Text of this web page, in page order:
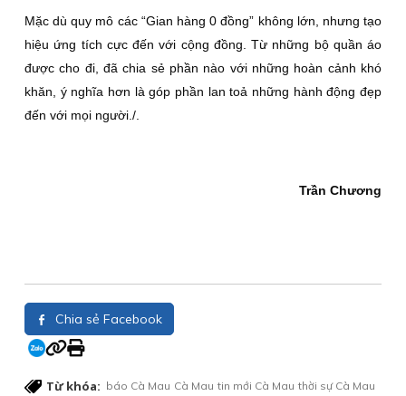
Mặc dù quy mô các “Gian hàng 0 đồng” không lớn, nhưng tạo
hiệu ứng tích cực đến với cộng đồng. Từ những bộ quần áo
được cho đi, đã chia sẻ phần nào với những hoàn cảnh khó
khăn, ý nghĩa hơn là góp phần lan toả những hành động đẹp
đến với mọi người./.
Trần Chương
Chia sẻ Facebook
Từ khóa: báo Cà Mau Cà Mau tin mới Cà Mau thời sự Cà Mau